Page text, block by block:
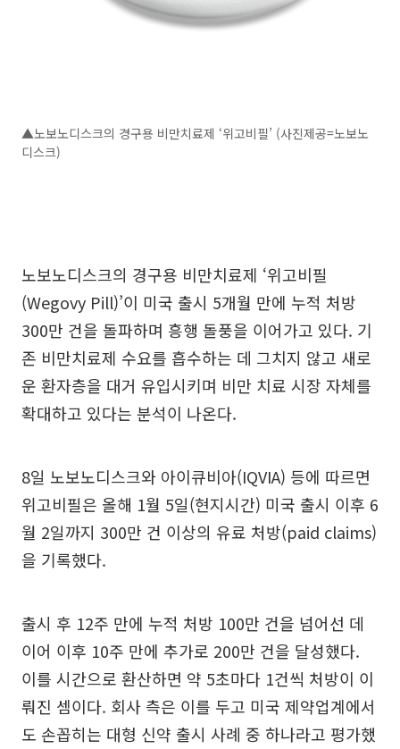
▲노보노디스크의 경구용 비만치료제 ‘위고비필’ (사진제공=노보노
디스크)
노보노디스크의 경구용 비만치료제 ‘위고비필
(Wegovy Pill)’이 미국 출시 5개월 만에 누적 처방
300만 건을 돌파하며 흥행 돌풍을 이어가고 있다. 기
존 비만치료제 수요를 흡수하는 데 그치지 않고 새로
운 환자층을 대거 유입시키며 비만 치료 시장 자체를
확대하고 있다는 분석이 나온다.
8일 노보노디스크와 아이큐비아(IQVIA) 등에 따르면
위고비필은 올해 1월 5일(현지시간) 미국 출시 이후 6
월 2일까지 300만 건 이상의 유료 처방(paid claims)
을 기록했다.
출시 후 12주 만에 누적 처방 100만 건을 넘어선 데
이어 이후 10주 만에 추가로 200만 건을 달성했다.
이를 시간으로 환산하면 약 5초마다 1건씩 처방이 이
뤄진 셈이다. 회사 측은 이를 두고 미국 제약업계에서
도 손꼽히는 대형 신약 출시 사례 중 하나라고 평가했